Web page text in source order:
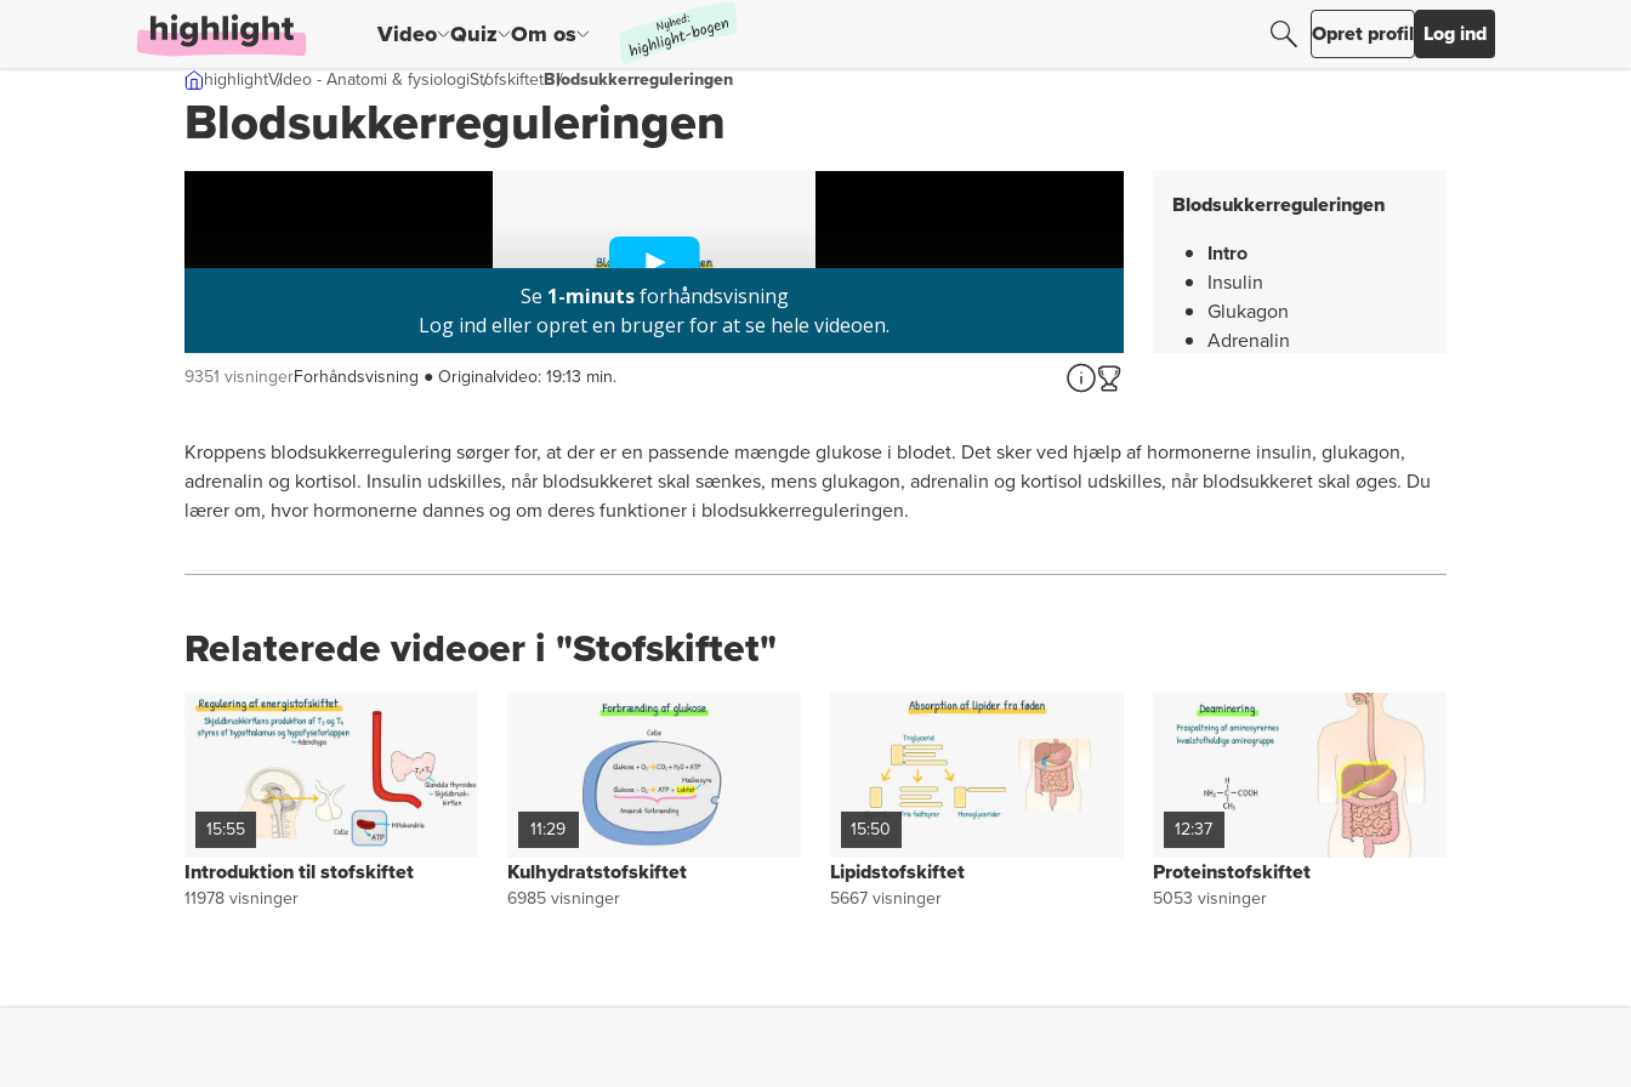
Skip til indhold Video Quiz Om os Søg efter resultater
SøgOpret profil Log ind
highlightVideo - Anatomi & fysiologiStofskiftetBlodsukkerreguleringen
Blodsukkerreguleringen
Blodsukkerreguleringen
Intro
Insulin
Glukagon
Adrenalin
9351 visningerForhåndsvisning ● Originalvideo:19:13 min.
Kroppens blodsukkerregulering sørger for, at der er en passende mængde glukose i blodet. Det sker ved hjælp af hormonerne insulin, glukagon,
adrenalin og kortisol. Insulin udskilles, når blodsukkeret skal sænkes, mens glukagon, adrenalin og kortisol udskilles, når blodsukkeret skal øges. Du
lærer om, hvor hormonerne dannes og om deres funktioner i blodsukkerreguleringen.
Relaterede videoer i "Stofskiftet"
15:55
Introduktion til stofskiftet
11978visninger
11:29
Kulhydratstofskiftet
6985visninger
15:50
Lipidstofskiftet
5667visninger
12:37
Proteinstofskiftet
5053 visninger